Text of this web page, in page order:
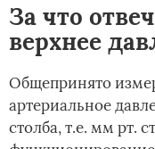
За что
верхнее
Общепринято
артериальное
столба, т.е. мм рт.